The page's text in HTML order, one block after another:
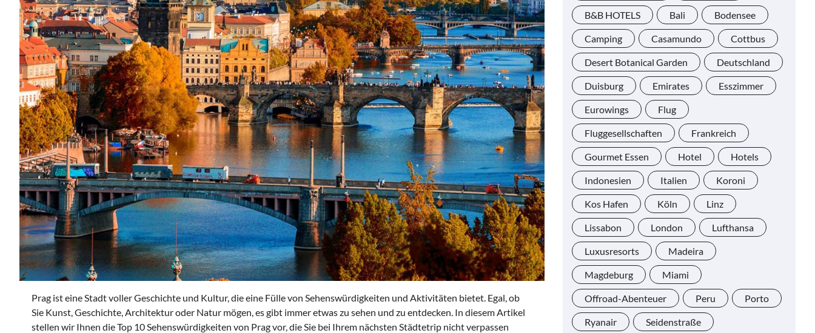
Prag ist eine Stadt voller Geschichte und Kultur, die eine Fülle von Sehenswürdigkeiten und Aktivitäten bietet. Egal, ob
Sie Kunst, Geschichte, Architektur oder Natur mögen, es gibt immer etwas zu sehen und zu entdecken. In diesem Artikel
stellen wir Ihnen die Top 10 Sehenswürdigkeiten von Prag vor, die Sie bei Ihrem nächsten Städtetrip nicht verpassen
B&B HOTELS Bali Bodensee
Camping Casamundo Cottbus
Desert Botanical Garden Deutschland
Duisburg Emirates Esszimmer
Eurowings Flug
Fluggesellschaften Frankreich
Gourmet Essen Hotel Hotels
Indonesien Italien Koroni
Kos Hafen Köln Linz
Lissabon London Lufthansa
Luxusresorts Madeira
Magdeburg Miami
Offroad-Abenteuer Peru Porto
Ryanair Seidenstraße